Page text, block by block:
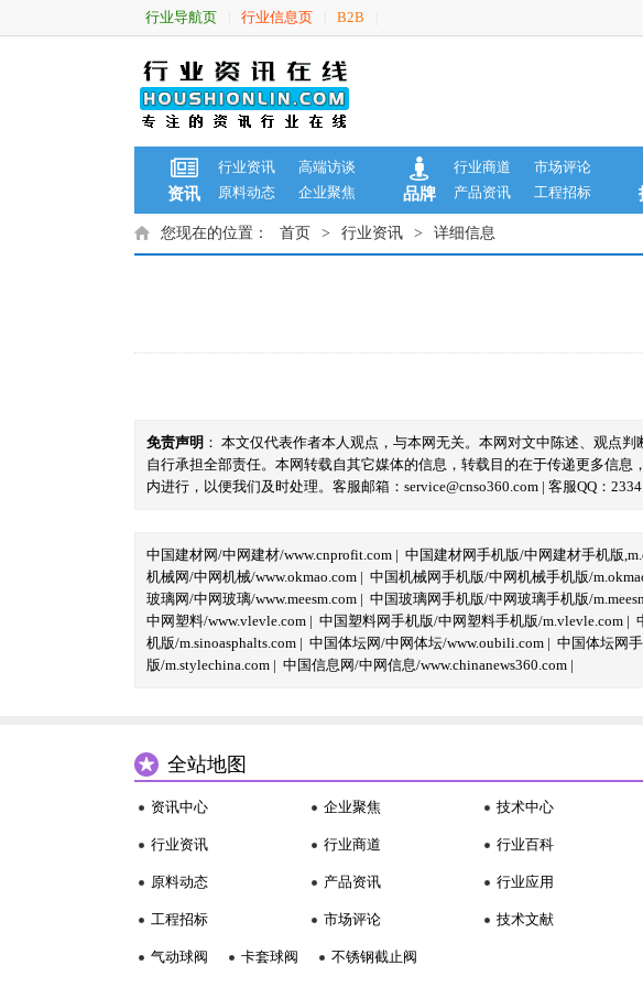
行业导航页 行业信息页 B2B
资讯
行业资讯
高端访谈
原料动态
企业聚焦 品牌
行业商道
市场评论
产品资讯
工程招标
您现在的位置： 首页 > 行业资讯 > 详细信息
免责声明 ： 本文仅代表作者本人观点，与本网无关。本网对文中陈述、观点
自行承担全部责任。本网转载自其它媒体的信息，转载目的在于传递更多信
内进行，以便我们及时处理。客服邮箱：service@cnso360.com | 客服QQ：
中国建材网/中网建材/www.cnprofit.com | 中国建材网手机版/中网建材手机版
机械网/中网机械/www.okmao.com | 中国机械网手机版/中网机械手机版/
玻璃网/中网玻璃/www.meesm.com | 中国玻璃网手机版/中网玻璃手机版/
中网塑料/www.vlevle.com | 中国塑料网手机版/中网塑料手机版/m.vlevle.com |
机版/m.sinoasphalts.com | 中国体坛网/中网体坛/www.oubili.com | 中国体坛网
版/m.stylechina.com | 中国信息网/中网信息/www.chinanews360.com |
全站地图
资讯中心
行业资讯
原料动态
工程招标
企业聚焦
行业商道
产品资讯
市场评论
技术中心
行业百科
行业应用
技术文献
气动球阀 卡套球阀 不锈钢截止阀